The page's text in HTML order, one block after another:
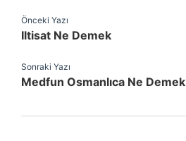
Önceki Yazı
Iltisat Ne Demek
Sonraki Yazı
Medfun Osmanlıca Ne Demek